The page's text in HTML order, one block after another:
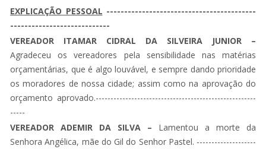
EXPLICAÇÃO PESSOAL ------------------------------------------
----------------------------
VEREADOR ITAMAR CIDRAL DA SILVEIRA JUNIOR –
Agradeceu os vereadores pela sensibilidade nas matérias
orçamentárias, que é algo louvável, e sempre dando prioridade
os moradores de nossa cidade; assim como na aprovação do
orçamento aprovado.------------------------------------------------------
-----
VEREADOR ADEMIR DA SILVA – Lamentou a morte da
Senhora Angélica, mãe do Gil do Senhor Pastel. --------------------